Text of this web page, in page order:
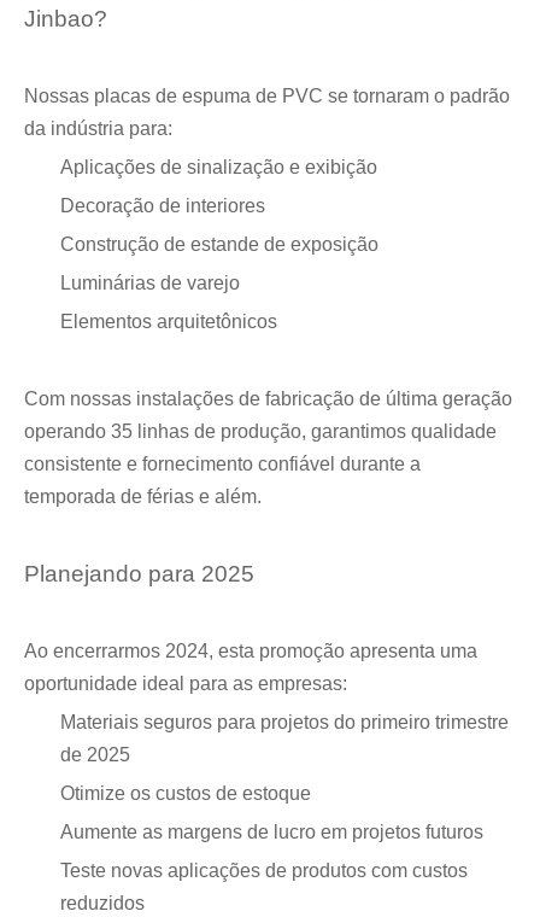
Jinbao?
Nossas placas de espuma de PVC se tornaram o padrão
da indústria para:
Aplicações de sinalização e exibição
Decoração de interiores
Construção de estande de exposição
Luminárias de varejo
Elementos arquitetônicos
Com nossas instalações de fabricação de última geração
operando 35 linhas de produção, garantimos qualidade
consistente e fornecimento confiável durante a
temporada de férias e além.
Planejando para 2025
Ao encerrarmos 2024, esta promoção apresenta uma
oportunidade ideal para as empresas:
Materiais seguros para projetos do primeiro trimestre
de 2025
Otimize os custos de estoque
Aumente as margens de lucro em projetos futuros
Teste novas aplicações de produtos com custos
reduzidos